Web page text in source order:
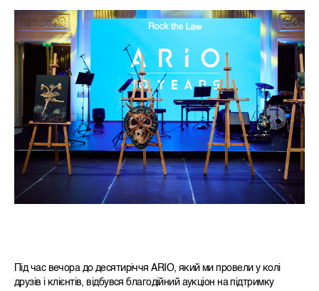
Під час вечора до десятиріччя ARIO, який ми провели у колі
друзів і клієнтів, відбувся благодійний аукціон на підтримку